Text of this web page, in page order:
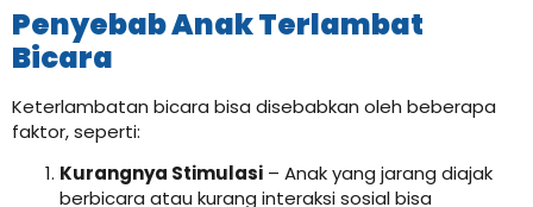
Penyebab Anak Terlambat
Bicara
Keterlambatan bicara bisa disebabkan oleh beberapa
faktor, seperti:
Kurangnya Stimulasi – Anak yang jarang diajak
berbicara atau kurang interaksi sosial bisa